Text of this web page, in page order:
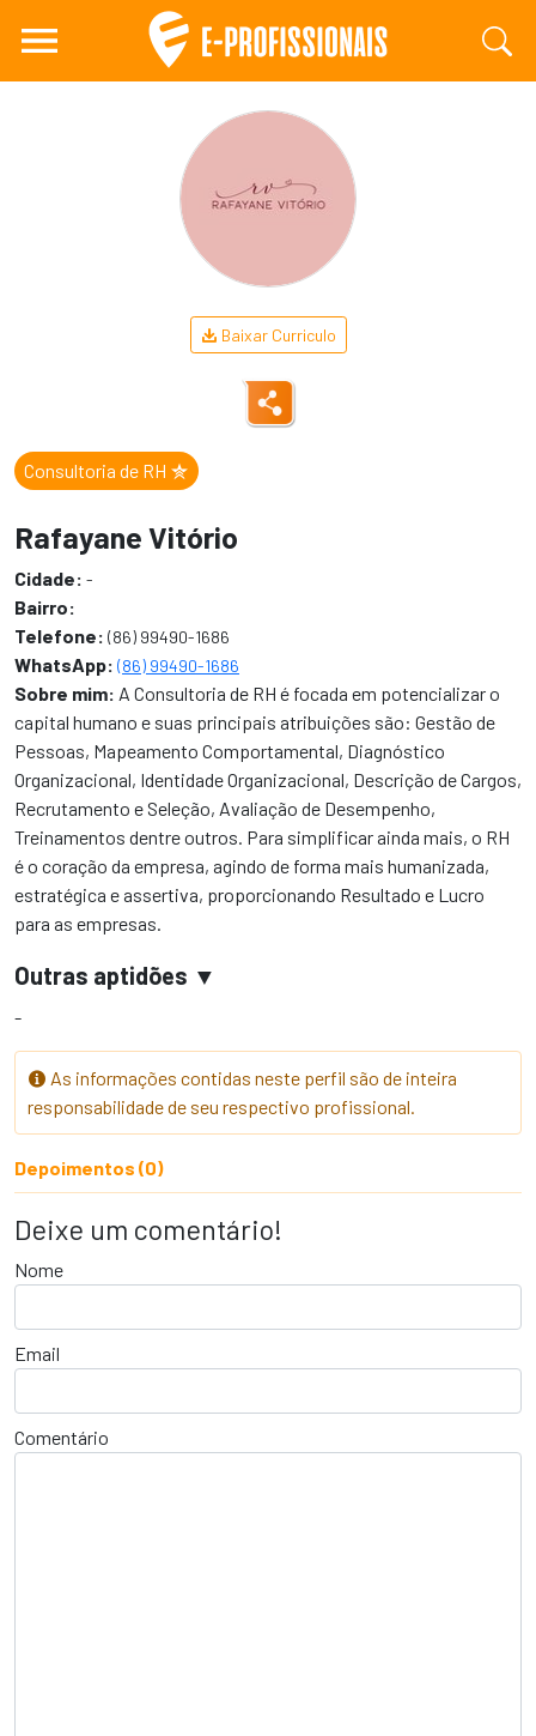
Baixar Curriculo
Consultoria de RH
Rafayane Vitório
Cidade: -
Bairro:
Telefone: (86) 99490-1686
WhatsApp: (86) 99490-1686
Sobre mim: A Consultoria de RH é focada em potencializar o
capital humano e suas principais atribuições são: Gestão de
Pessoas, Mapeamento Comportamental, Diagnóstico
Organizacional, Identidade Organizacional, Descrição de Cargos,
Recrutamento e Seleção, Avaliação de Desempenho,
Treinamentos dentre outros. Para simplificar ainda mais, o RH
é o coração da empresa, agindo de forma mais humanizada,
estratégica e assertiva, proporcionando Resultado e Lucro
para as empresas.
Outras aptidões
-
As informações contidas neste perfil são de inteira
responsabilidade de seu respectivo profissional.
Depoimentos (0)
Deixe um comentário!
Nome
Email
Comentário